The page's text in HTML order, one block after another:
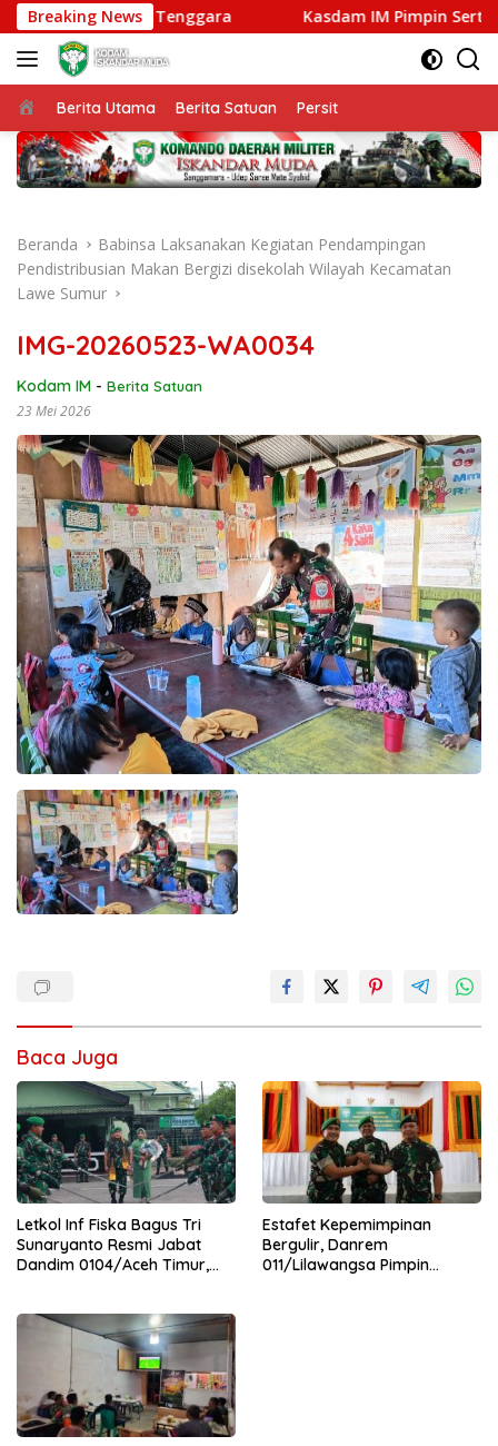
Langsung
ke
konten
Breaking News
Abadi Aceh Tenggara Kasdam IM Pimpin Sertijab
Beranda
Berita Utama Berita Satuan Persit
Beranda
Babinsa Laksanakan Kegiatan Pendampingan
Pendistribusian Makan Bergizi disekolah Wilayah Kecamatan
Lawe Sumur
IMG-20260523-WA0034
Kodam IM - Berita Satuan
23 Mei 2026
Baca Juga
Letkol Inf Fiska Bagus Tri
Sunaryanto Resmi Jabat
Dandim 0104/Aceh Timur,
0104/Atim
Estafet Kepemimpinan
Bergulir, Danrem
011/Lilawangsa Pimpin